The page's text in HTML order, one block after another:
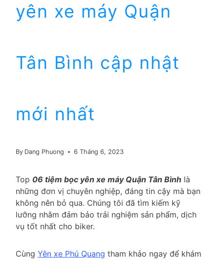
yên xe máy Quận
Tân Bình cập nhật
mới nhất
By Dang Phuong 6 Tháng 6, 2023
Top 06 tiệm bọc yên xe máy Quận Tân Bình là
những đơn vị chuyên nghiệp, đáng tin cậy mà bạn
không nên bỏ qua. Chúng tôi đã tìm kiếm kỹ
lưỡng nhằm đảm bảo trải nghiệm sản phẩm, dịch
vụ tốt nhất cho biker.
Cùng Yên xe Phú Quang tham khảo ngay để khám